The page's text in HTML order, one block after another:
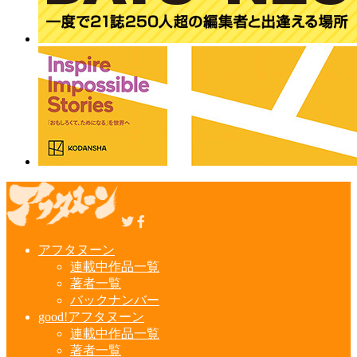
アフタヌーン
連載中作品一覧
著者一覧
バックナンバー
good!アフタヌーン
連載中作品一覧
著者一覧